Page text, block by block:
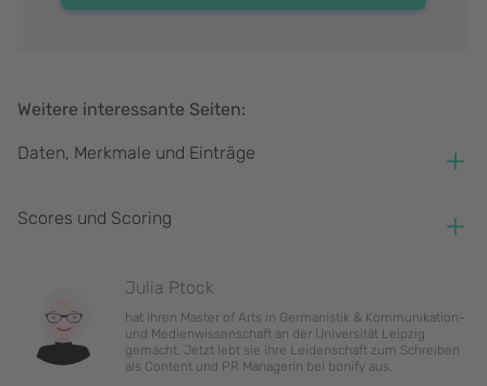
Weitere interessante Seiten:
Daten, Merkmale und Einträge
Wie Positivmerkmale deine Bonität beeinflussen
Wie und wann du SCHUFA-Einträge löschen
lassen kannst
Scores und Scoring
Die SCHUFA-Score-Tabellen und ihre Bedeutung
Wie wird der Scorewert berechnet und was drückt
er aus?
Wie kann ich meine Bonität steigern und meinen
Julia Ptock
hat ihren Master of Arts in Germanistik & Kommunikation-
und Medienwissenschaft an der Universität Leipzig
gemacht. Jetzt lebt sie ihre Leidenschaft zum Schreiben
als Content und PR Managerin bei bonify aus.